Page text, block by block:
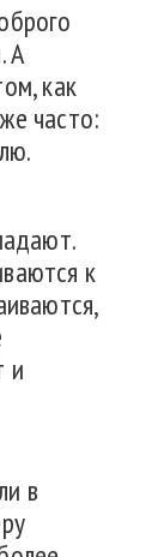
А
как
часто:
к
и
в